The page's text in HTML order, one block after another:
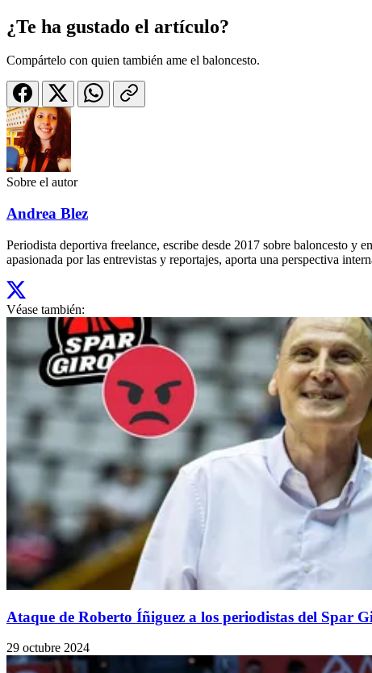
¿Te ha gustado el artículo?
Compártelo con quien también ame el baloncesto.
Sobre el autor
Andrea Blez
Periodista deportiva freelance, escribe desde 2017 sobre baloncesto y
apasionada por las entrevistas y reportajes, aporta una perspectiva
Véase también:
Ataque de Roberto Íñiguez a los periodistas del Spar
29 octubre 2024